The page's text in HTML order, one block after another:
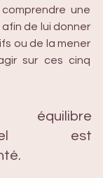
une
de lui donner
ou de la mener
sur ces cinq
est